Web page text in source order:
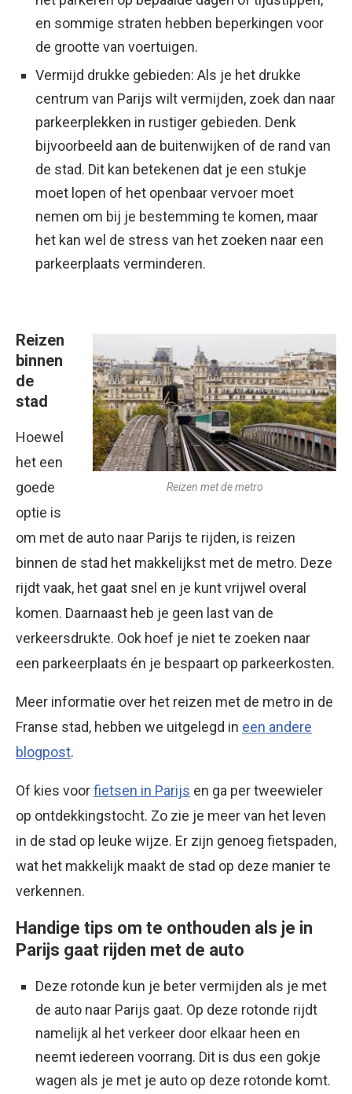
en sommige straten hebben beperkingen voor
de grootte van voertuigen.
Vermijd drukke gebieden: Als je het drukke
centrum van Parijs wilt vermijden, zoek dan naar
parkeerplekken in rustiger gebieden. Denk
bijvoorbeeld aan de buitenwijken of de rand van
de stad. Dit kan betekenen dat je een stukje
moet lopen of het openbaar vervoer moet
nemen om bij je bestemming te komen, maar
het kan wel de stress van het zoeken naar een
parkeerplaats verminderen.
Reizen met de metro
Reizen
binnen
de
stad
Hoewel
het een
goede
optie is
om met de auto naar Parijs te rijden, is reizen
binnen de stad het makkelijkst met de metro. Deze
rijdt vaak, het gaat snel en je kunt vrijwel overal
komen. Daarnaast heb je geen last van de
verkeersdrukte. Ook hoef je niet te zoeken naar
een parkeerplaats én je bespaart op parkeerkosten.
Meer informatie over het reizen met de metro in de
Franse stad, hebben we uitgelegd in een andere
blogpost.
Of kies voorfietsen in Parijs en ga per tweewieler
op ontdekkingstocht. Zo zie je meer van het leven
in de stad op leuke wijze. Er zijn genoeg fietspaden,
wat het makkelijk maakt de stad op deze manier te
verkennen.
Handige tips om te onthouden als je in
Parijs gaat rijden met de auto
Deze rotonde kun je beter vermijden als je met
de auto naar Parijs gaat. Op deze rotonde rijdt
namelijk al het verkeer door elkaar heen en
neemt iedereen voorrang. Dit is dus een gokje
wagen als je met je auto op deze rotonde komt.